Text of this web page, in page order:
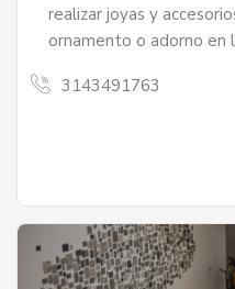
realizar joyas y
ornamento o adorno en
3143491763